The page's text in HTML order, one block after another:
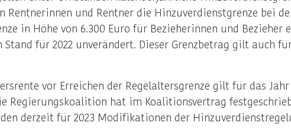
Rentnerinnen und Rentner die Hinzuverdienstgrenze bei
in Höhe von 6.300 Euro für Bezieherinnen und Bezieher
für 2022 unverändert. Dieser Grenzbetrag gilt auch
vor Erreichen der Regelaltersgrenze gilt für das Jahr
Regierungskoalition hat im Koalitionsvertrag
derzeit für 2023 Modifikationen der